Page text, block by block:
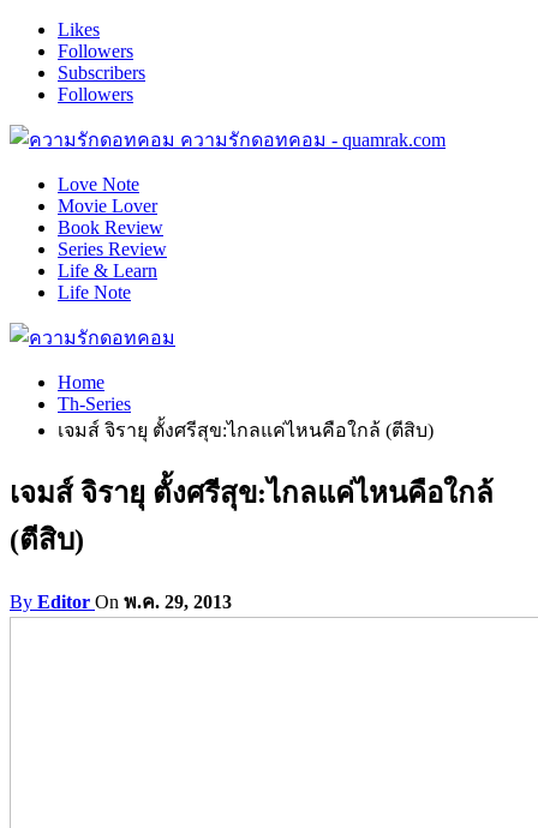
Likes
Followers
Subscribers
Followers
ความรักดอทคอม - quamrak.com
Love Note
Movie Lover
Book Review
Series Review
Life & Learn
Life Note
Home
Th-Series
เจมส์ จิรายุ ตั้งศรีสุข:ไกลแค่ไหนคือใกล้ (ตีสิบ)
เจมส์ จิรายุ ตั้งศรีสุข:ไกลแค่ไหนคือใกล้
(ตีสิบ)
By Editor On พ.ค. 29, 2013